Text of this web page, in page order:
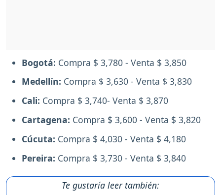
Bogotá: Compra $ 3,780 - Venta $ 3,850
Medellín: Compra $ 3,630 - Venta $ 3,830
Cali: Compra $ 3,740- Venta $ 3,870
Cartagena: Compra $ 3,600 - Venta $ 3,820
Cúcuta: Compra $ 4,030 - Venta $ 4,180
Pereira: Compra $ 3,730 - Venta $ 3,840
Te gustaría leer también: